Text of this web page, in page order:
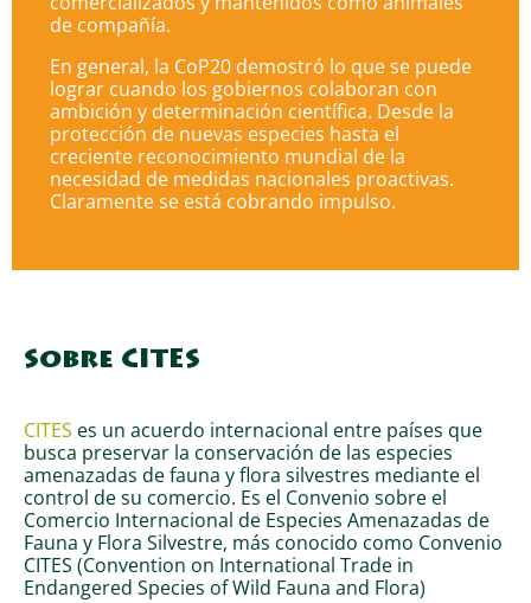
de compañía.
En general, la CoP20 demostró lo que se puede
lograr cuando los gobiernos colaboran con
ambición y determinación científica. Desde la
protección de nuevas especies hasta el
creciente reconocimiento mundial de la
necesidad de medidas nacionales proactivas.
Claramente se está cobrando impulso.
Sobre CITES
CITES es un acuerdo internacional entre países que
busca preservar la conservación de las especies
amenazadas de fauna y flora silvestres mediante el
control de su comercio. Es el Convenio sobre el
Comercio Internacional de Especies Amenazadas de
Fauna y Flora Silvestre, más conocido como Convenio
CITES (Convention on International Trade in
Endangered Species of Wild Fauna and Flora)